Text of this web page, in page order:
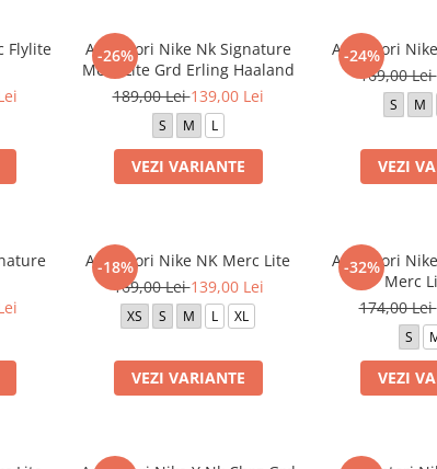
Flylite
-26%
Aparatori Nike Nk Signature
Merc Lite Grd Erling Haaland
189,00 Lei139,00 Lei
S M L
VEZI VARIANTE
-24%
Aparatori
169,00 Lei
S M
VEZI
-18%
Aparatori Nike NK Merc Lite
169,00 Lei139,00 Lei
XS S M L XL
VEZI VARIANTE
-32%
Aparatori
Merc
174,00 Lei
S
VEZI